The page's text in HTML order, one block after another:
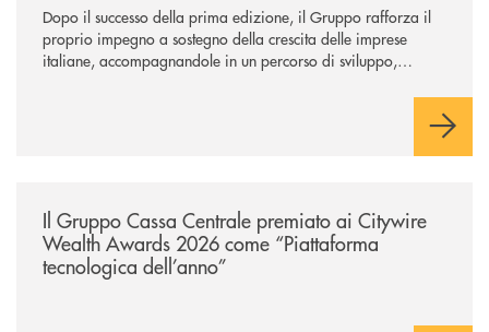
Dopo il successo della prima edizione, il Gruppo rafforza il
proprio impegno a sostegno della crescita delle imprese
italiane, accompagnandole in un percorso di sviluppo,
Il Gruppo Cassa Centrale premiato ai Citywire
Wealth Awards 2026 come “Piattaforma
tecnologica dell’anno”